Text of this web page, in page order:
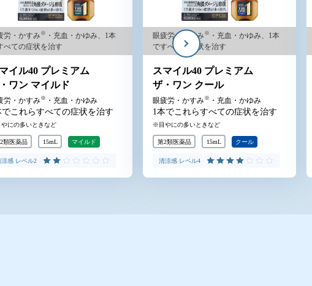
労・かすみ※ ・充血・かゆみ、1本
べての症状を治す
イル40 プレミアム
ワン クール
労・かすみ※ ・充血・かゆみ
でこれらすべての症状を治す
やにの多いときなど
2類医薬品 15mL クール
涼感 レベル4
眼疲労・かすみ※ ・充血・かゆみ、1本
ですべての症状を治す
スマイル40 プレミアム
ザ・ワン クールMAX
眼疲労・かすみ※ ・充血・かゆみ
1本でこれらすべての症状を治す
目やにの多いときなど
第2類医薬品 15mL クールMAX
清涼感 レベル7